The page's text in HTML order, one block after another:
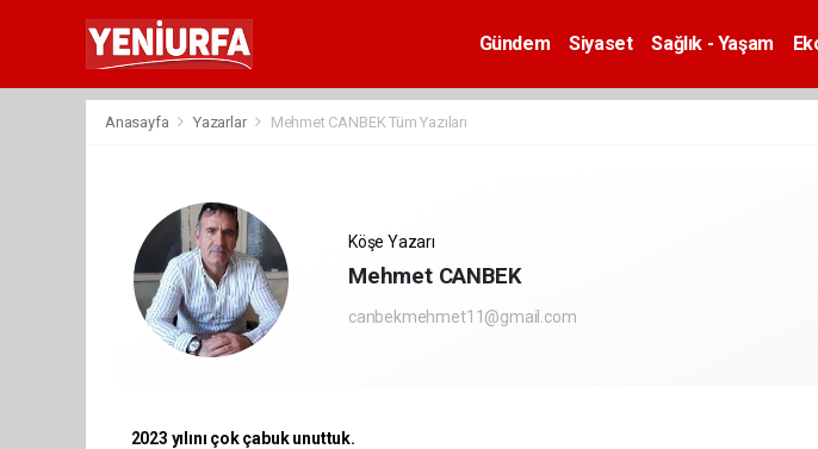
Gündem Siyaset Sağlık - Yaşam
Anasayfa Yazarlar Mehmet CANBEK Tüm Yazıları
Köşe Yazarı
Mehmet CANBEK
canbekmehmet11@gmail.com
2023 yılını çok çabuk unuttuk.